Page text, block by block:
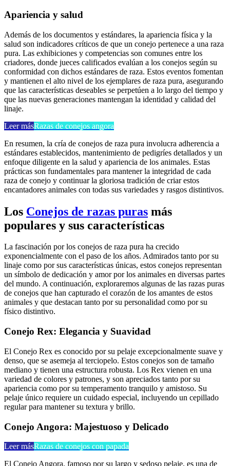
Apariencia y salud
Además de los documentos y estándares, la apariencia física y la
salud son indicadores críticos de que un conejo pertenece a una raza
pura. Las exhibiciones y competencias son comunes entre los
criadores, donde jueces calificados evalúan a los conejos según su
conformidad con dichos estándares de raza. Estos eventos fomentan
y mantienen el alto nivel de los ejemplares de raza pura, asegurando
que las características deseables se perpetúen a lo largo del tiempo y
que las nuevas generaciones mantengan la identidad y calidad del
linaje.
Leer másRazas de conejos angora
En resumen, la cría de conejos de raza pura involucra adherencia a
estándares establecidos, mantenimiento de pedigríes detallados y un
enfoque diligente en la salud y apariencia de los animales. Estas
prácticas son fundamentales para mantener la integridad de cada
raza de conejo y continuar la gloriosa tradición de criar estos
encantadores animales con todas sus variedades y rasgos distintivos.
Los Conejos de razas puras más
populares y sus características
La fascinación por los conejos de raza pura ha crecido
exponencialmente con el paso de los años. Admirados tanto por su
linaje como por sus características únicas, estos conejos representan
un símbolo de dedicación y amor por los animales en diversas partes
del mundo. A continuación, exploraremos algunas de las razas puras
de conejos que han capturado el corazón de los amantes de estos
animales y que destacan tanto por su personalidad como por su
físico distintivo.
Conejo Rex: Elegancia y Suavidad
El Conejo Rex es conocido por su pelaje excepcionalmente suave y
denso, que se asemeja al terciopelo. Estos conejos son de tamaño
mediano y tienen una estructura robusta. Los Rex vienen en una
variedad de colores y patrones, y son apreciados tanto por su
apariencia como por su temperamento tranquilo y amistoso. Su
pelaje único requiere un cuidado especial, incluyendo un cepillado
regular para mantener su textura y brillo.
Conejo Angora: Majestuoso y Delicado
Leer másRazas de conejos con papada
El Conejo Angora, famoso por su largo y sedoso pelaje, es una de